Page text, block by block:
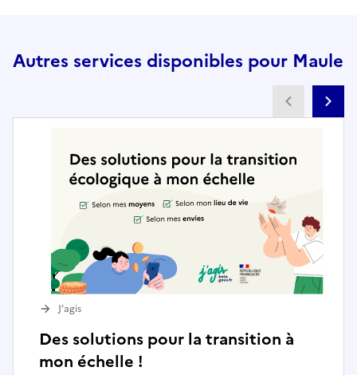
Autres services disponibles pour Maule
Des solutions pour la transition à
mon échelle !
J’agis